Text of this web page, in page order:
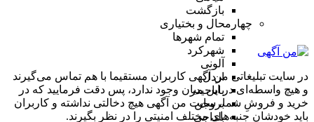
بازگشت
چهارمحال و بختیاری
تمام شهر‌ها
شهرکرد
آلونی
اردل
باباحیدر
بروجن
بلداجی
در سایت تبلیغاتی من آگهی کاربران مستقیما با هم تماس می‌گیرند
و هیچ واسطه‌ای در این میان وجود ندارد، پس دقت فرمایید که در
خرید و فروشِ شما، سایت من آگهی هیچ دخالتی نداشته و کاربران
باید خودشان جنبه‌های مختلف امنیتی را در نظر بگیرند.